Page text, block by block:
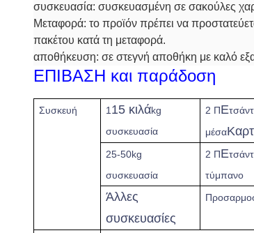
συσκευασία: συσκευασμένη σε σακούλες
Μεταφορά: το προϊόν πρέπει να
πακέτου κατά τη μεταφορά.
αποθήκευση: σε στεγνή αποθήκη με καλό
ΕΠΙΒΑΣΗ και παράδοση
Συσκευή 1 15 κιλάkg
συσκευασία
2 ΠΕ
μέσα
25-50kg
συσκευασία
2 ΠΕ
τύμπανο
Άλλες
συσκευασίες